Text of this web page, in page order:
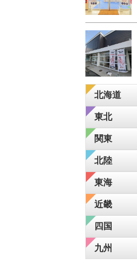
北海道
東北
関東
北陸
東海
近畿
四国
九州